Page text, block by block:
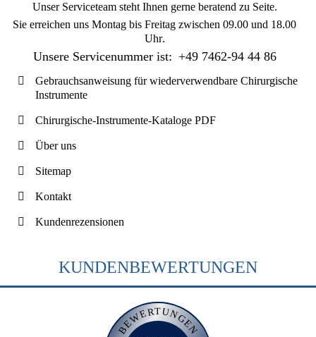
Unser Serviceteam steht Ihnen gerne beratend zu Seite.
Sie erreichen uns Montag bis Freitag zwischen 09.00 und 18.00
Uhr.
Unsere Servicenummer ist: +49 7462-94 44 86
Gebrauchsanweisung für wiederverwendbare Chirurgische
Instrumente
Chirurgische-Instrumente-Kataloge PDF
Über uns
Sitemap
Kontakt
Kundenrezensionen
KUNDENBEWERTUNGEN
BEWERTUNGEN